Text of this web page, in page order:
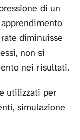
di un
diminuisse
non si
nei risultati.
utilizzati per
simulazione